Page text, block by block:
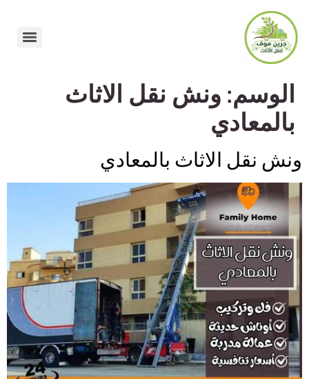
الوسم: ونش نقل الاثاث
بالمعادي
ونش نقل الاثاث بالمعادي